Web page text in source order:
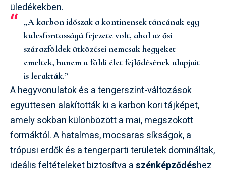
üledékekben.
„A karbon időszak a kontinensek táncának egy
kulcsfontosságú fejezete volt, ahol az ősi
szárazföldek ütközései nemcsak hegyeket
emeltek, hanem a földi élet fejlődésének alapjait
is lerakták.”
A hegyvonulatok és a tengerszint-változások
együttesen alakították ki a karbon kori tájképet,
amely sokban különbözött a mai, megszokott
formáktól. A hatalmas, mocsaras síkságok, a
trópusi erdők és a tengerparti területek domináltak,
ideális feltételeket biztosítva aszénképződéshez